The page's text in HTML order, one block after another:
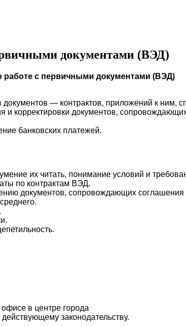
документами (ВЭД)
работе с первичными документами (ВЭД)
документов — контрактов, приложений к ним,
и корректировки документов,
банковских платежей.
их читать, понимание условий и
по контрактам ВЭД.
документов, сопровождающих
в центре города
законодательству.